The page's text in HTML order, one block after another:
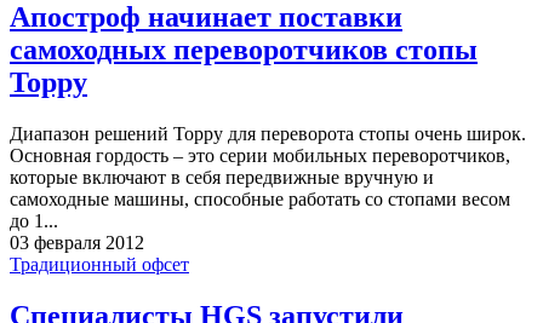
Апостроф начинает поставки
самоходных переворотчиков стопы
Toppy
Диапазон решений Toppy для переворота стопы очень широк.
Основная гордость – это серии мобильных переворотчиков,
которые включают в себя передвижные вручную и
самоходные машины, способные работать со стопами весом
до 1...
03 февраля 2012
Традиционный офсет
Специалисты HGS запустили